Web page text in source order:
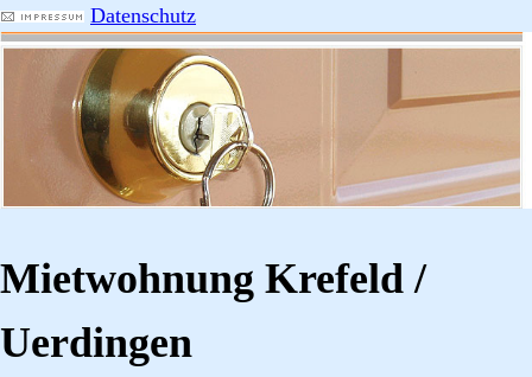
Datenschutz
Mietwohnung Krefeld /
Uerdingen